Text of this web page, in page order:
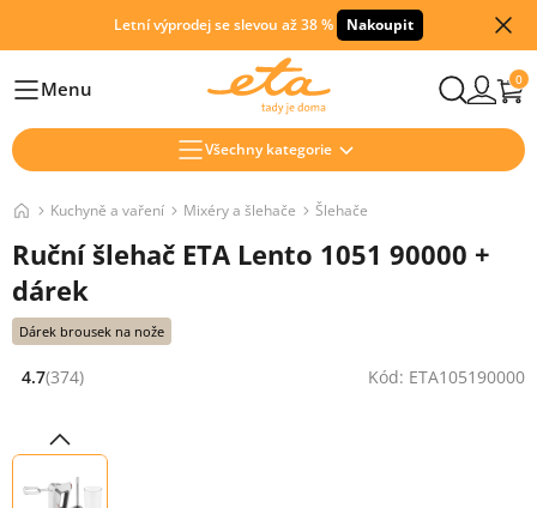
Letní výprodej se slevou až 38 % Nakoupit
HlavníMenu 0
Všechny kategorie
Kuchyně a vaření Mixéry a šlehače Šlehače
Ruční šlehač ETA Lento 1051 90000 +
dárek
Dárek brousek na nože
Hodnocení: 4.7 z 5 (374 recenzí)
4.7(374) Kód: ETA105190000